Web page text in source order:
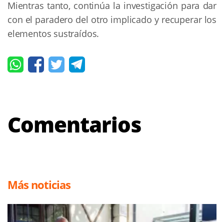
Mientras tanto, continúa la investigación para dar
con el paradero del otro implicado y recuperar los
elementos sustraídos.
Comentarios
Más noticias